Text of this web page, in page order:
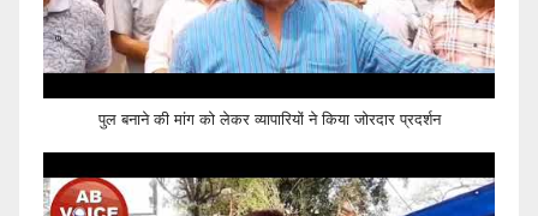
पुल बनाने की मांग को लेकर व्यापारियों ने किया जोरदार प्रदर्शन